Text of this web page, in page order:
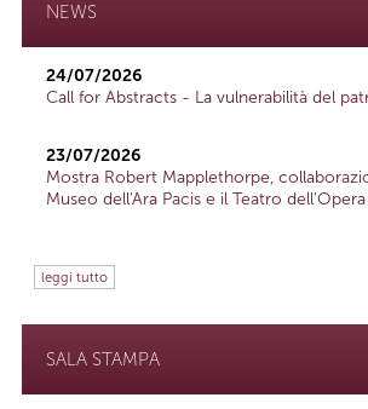
NEWS
24/07/2026
Call for Abstracts - La vulnerabilità del
23/07/2026
Mostra Robert Mapplethorpe,
Museo dell'Ara Pacis e il Teatro
leggi tutto
SALA STAMPA